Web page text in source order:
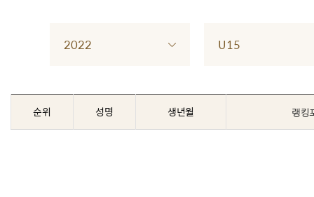
2022 U15
순위 성명 생년월 랭킹